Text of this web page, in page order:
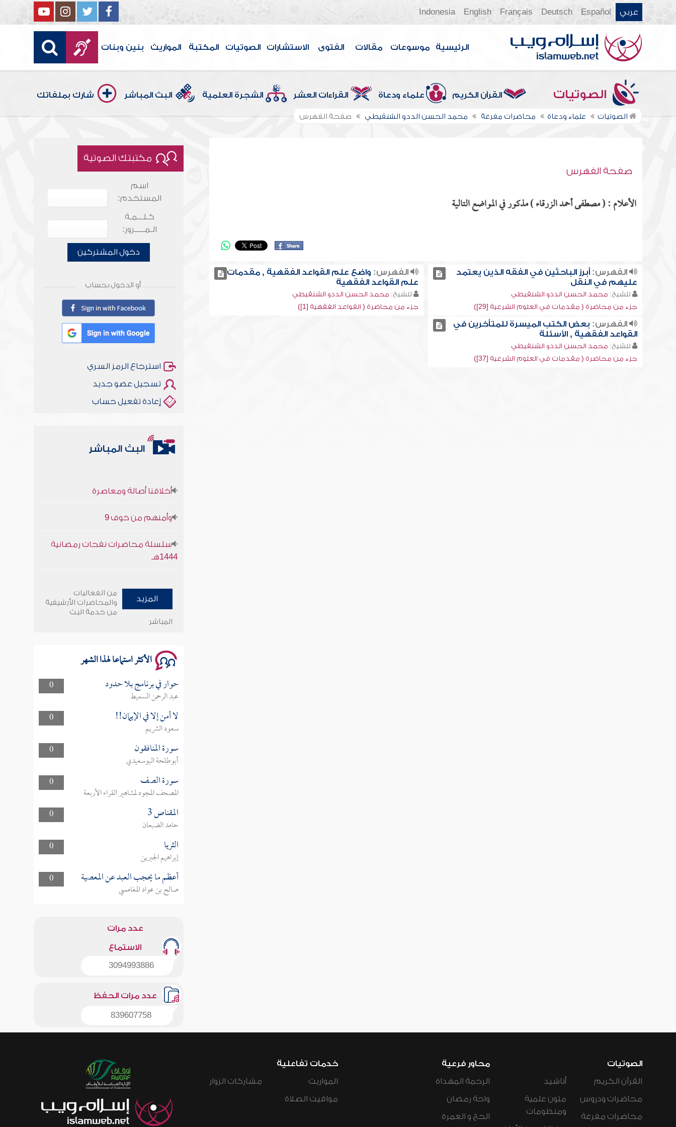
عربي Español
Deutsch
Français
English
Indonesia
الرئيسية موسوعات مقالات الفتوى الاستشارات الصوتيات المكتبة المواريث بنين وبنات
الصوتيات القرآن الكريم علماء ودعاة القراءات العشر الشجرة العلمية البث المباشر شارك بملفاتك
الصوتيات علماء ودعاة محاضرات مفرغة محمد الحسن الددو الشنقيطي صفحة الفهرس
صفحة الفهرس
الأعلام : ( مصطفى أحمد الزرقاء ) مذكور في المواضع التالية
الفهرس:أبرز الباحثين في الفقه الذين يعتمد
عليهم في النقل
للشيخ: محمد الحسن الددو الشنقيطي
جزء من محاضرة ( مقدمات في العلوم الشرعية [29])
الفهرس: واضع علم القواعد الفقهية , مقدمات
علم القواعد الفقهية
للشيخ: محمد الحسن الددو الشنقيطي
جزء من محاضرة ( القواعد الفقهية [1])
الفهرس: بعض الكتب الميسرة للمتأخرين في
القواعد الفقهية , الأسئلة
للشيخ: محمد الحسن الددو الشنقيطي
جزء من محاضرة ( مقدمات في العلوم الشرعية [37])
مكتبتك الصوتية
اسم
المستخدم:
كـلـــمـة
الـمـــــرور:
دخول المشتركين
أو الدخول بحساب
استرجاع الرمز السري
تسجيل عضو جديد
إعادة تفعيل حساب
البث المباشر
1444هـ
وأمنهم من خوف 9
المزيد
من الفعاليات
والمحاضرات الأرشيفية
من خدمة البث
المباشر
الأكثر استماعا لهذا الشهر
0 حوار في برنامج بلا حدود
عبد الرحمن السميط
0
لا أمن إلا في الإيمان!!
سعود الشريم
0
سورة المنافقون
أبوطلحة البوسعيدي
0
سورة الصف
المصحف المجود لمشاهير القراء الأربعة
0
المقناص 3
حامد الضبعان
0
الثريا
إبراهيم الجبرين
0
أعظم ما يحجب العبد عن المعصية
صالح بن عواد المغامسي
عدد مرات
الاستماع
3094993886
عدد مرات الحفظ
839607758
الصوتيات
القرآن الكريم
محاضرات ودروس
محاضرات مفرغة
أناشيد
متون علمية
ومنظومات
محاور فرعية
الرحمة المهداة
واحة رمضان
الحج و العمرة
خدمات تفاعلية
المواريث
مواقيت الصلاة
مشاركات الزوار